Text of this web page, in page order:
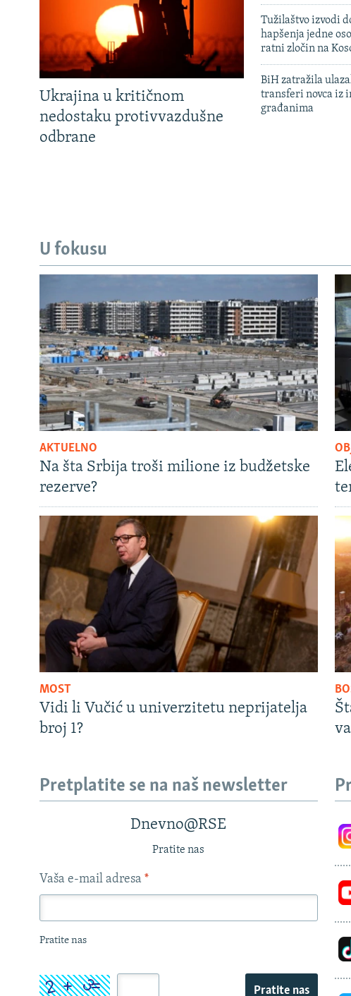
Ukrajina u kritičnom
nedostaku protivvazdušne
odbrane
Tužilaštvo izvodi
hapšenja jedne
ratni zločin na
BiH zatražila
transferi novca iz
građanima
U fokusu
AKTUELNO
Na šta Srbija troši milione iz budžetske
rezerve?
MOST
Vidi li Vučić u univerzitetu neprijatelja
broj 1?
Pretplatite se na naš newsletter
Dnevno@RSE
Pratite nas
Vaša e-mail adresa *
Pratite nas
Pratite nas